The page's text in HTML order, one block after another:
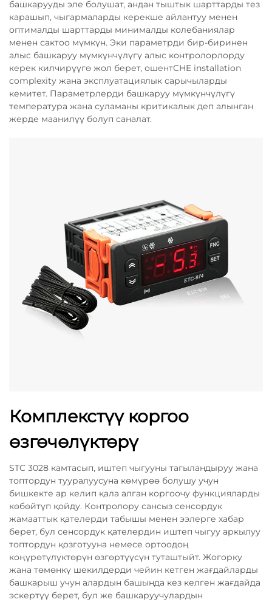
башкарууды эле болушат, андан тыштык шарттарды тез
карашып, чыгармаларды керекше айлантуу менен
оптималды шарттарды минималды колебаниялар
менен сактоо мүмкүн. Эки параметрди бир-биринен
алыс башкаруу мүмкүнчүлүгү алыс контролорлорду
керек килчирүүгө жол берет, ошентCHE installation
complexity жана эксплуатациялык сарычыларды
кемитет. Параметрлерди башкаруу мүмкүнчүлүгү
температура жана суламаны критикалык деп алынган
жерде маанилүү болуп саналат.
Комплекстүү коргоо
өзгөчөлүктөрү
STC 3028 камтасып, иштеп чыгууны тагыландыруу жана
топтордун тууралуусуна көмүрөө болушу учун
бишкекте ар келип қала алган коргоочу функцияларды
көбөйтүп қойду. Контролору сансыз сенсордук
жамааттык қателерди табышы менен ээлерге хабар
берет, бул сенсордук қателердин иштеп чыгуу аркылуу
топтордун қозготууна немесе ортоодоң
коңүрөтүлүктөрүн өзгөртүүсүн туташтыйт. Жогорку
жана төмөнкү шекилдерди чейин кетген жағдайларды
башкарыш учун алардын башында кез келген жағдайда
эскертүү берет, бул же башкаруучулардын